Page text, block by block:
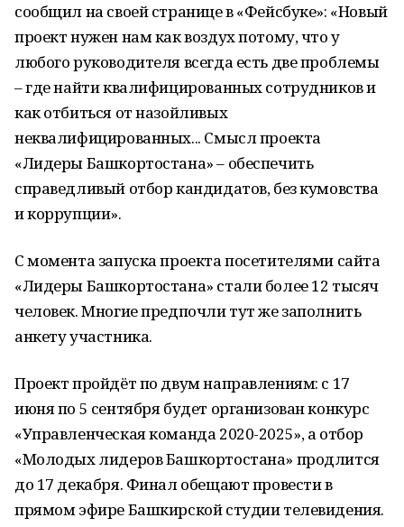
сообщил на своей странице в «Фейсбуке»: «Новый
проект нужен нам как воздух потому, что у
любого руководителя всегда есть две проблемы
– где найти квалифицированных сотрудников и
как отбиться от назойливых
неквалифицированных... Смысл проекта
«Лидеры Башкортостана» – обеспечить
справедливый отбор кандидатов, без кумовства
и коррупции».
С момента запуска проекта посетителями сайта
«Лидеры Башкортостана» стали более 12 тысяч
человек. Многие предпочли тут же заполнить
анкету участника.
Проект пройдёт по двум направлениям: с 17
июня по 5 сентября будет организован конкурс
«Управленческая команда 2020-2025», а отбор
«Молодых лидеров Башкортостана» продлится
до 17 декабря. Финал обещают провести в
прямом эфире Башкирской студии телевидения.